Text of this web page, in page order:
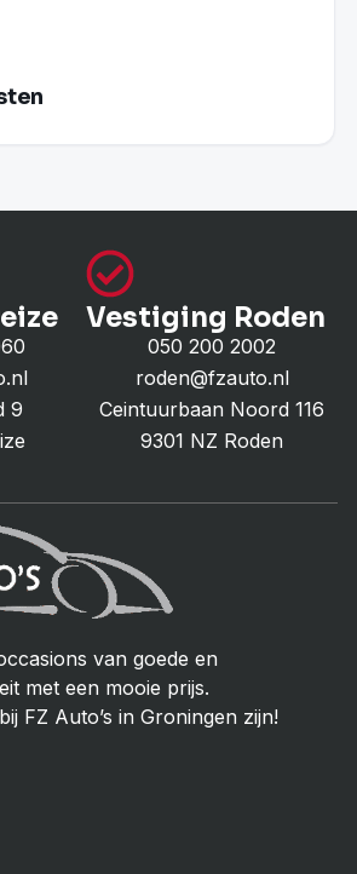
9
Vestiging Roden
050 200 2002
roden@fzauto.nl
Ceintuurbaan Noord 116
9301 NZ Roden
van goede en
met een mooie prijs.
FZ Auto’s in Groningen zijn!